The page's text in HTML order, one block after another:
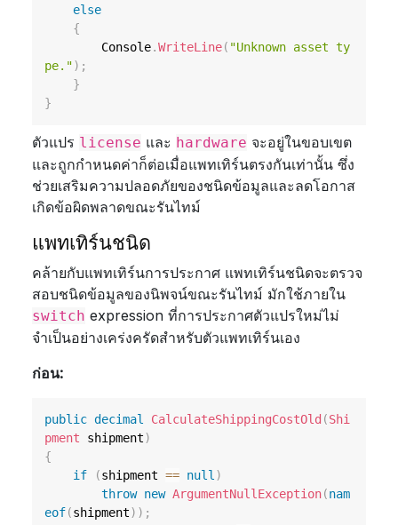
else
{
        Console
.WriteLine( "Unknown asset ty
pe.") ;
}
}
ตัวแปร license และ hardware จะอยู่ในขอบเขต
และถูกกำหนดค่าก็ต่อเมื่อแพทเทิร์นตรงกันเท่านั้น ซึ่ง
ช่วยเสริมความปลอดภัยของชนิดข้อมูลและลดโอกาส
เกิดข้อผิดพลาดขณะรันไทม์
แพทเทิร์นชนิด
คล้ายกับแพทเทิร์นการประกาศ แพทเทิร์นชนิดจะตรวจ
สอบชนิดข้อมูลของนิพจน์ขณะรันไทม์ มักใช้ภายใน
switch expression ที่การประกาศตัวแปรใหม่ไม่
จำเป็นอย่างเคร่งครัดสำหรับตัวแพทเทิร์นเอง
ก่อน:
public decimal CalculateShippingCostOld (Shi
pment shipment)
{
if
(shipment == null )
throw new ArgumentNullException(nam
eof(shipment) ) ;